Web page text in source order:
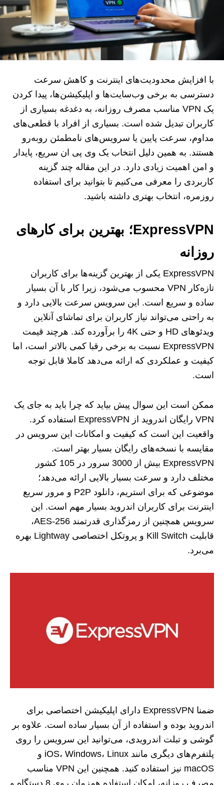
با افزایش محدودیت‌های اینترنت و کاهش سرعت
دسترسی به برخی وب‌سایت‌ها و اپلیکیشن‌ها، پیدا کردن
یک VPN مناسب مصرف روزانه، به دغدغه بسیاری از
کاربران تبدیل شده است. بسیاری از افراد با قطعی‌های
مداوم، سرعت پایین یا سرویس‌های نامطمئن روبه‌رو
هستند. به همین دلیل انتخاب یک وی پی ان سریع، پایدار
و امن اهمیت زیادی دارد. در این مقاله چند گزینه
کاربردی را معرفی می‌کنیم تا بتوانید برای استفاده
روزمره، انتخاب بهتری داشته باشید.
ExpressVPN؛ بهترین برای کارهای
روزانه
ExpressVPN یکی از بهترین گزینه‌ها برای کاربران
تازه‌کار VPN محسوب می‌شود، زیرا کار با آن بسیار
ساده و سریع است. این سرویس سرعت بالایی دارد و
به ‌راحتی می‌تواند نیاز کاربران برای تماشای آنلاین
ویدئوهای HD و حتی 4K را برآورده کند. هرچند قیمت
ExpressVPN نسبت به برخی رقبا کمی بالاتر است، اما
کیفیت و عملکردی که ارائه می‌دهد کاملا قابل توجه
است.
ممکن است این سوال پیش بیاید که چرا باید به جای یک
VPN رایگان اندروید از ExpressVPN استفاده کرد.
واقعیت این است که کیفیت و امکانات این سرویس در
مقایسه با نسخه‌های رایگان بسیار بهتر است.
ExpressVPN بیش از 3000 سرور در 105 کشور
مختلف دارد و سرعت بسیار بالایی ارائه می‌دهد؛
موضوعی که برای استریم، دانلود P2P و مرور سریع
اینترنت برای کاربران اندروید بسیار مهم است. این
سرویس همچنین از رمزگذاری قدرتمند AES‑256،
قابلیت Kill Switch و پروتکل اختصاصی Lightway بهره
می‌برد.
ضمنا ExpressVPN دارای اپلیکیشن اختصاصی برای
اندروید بوده و استفاده از آن بسیار ساده است. علاوه بر
گوشی و تبلت اندرویدی، می‌توانید این سرویس را روی
پلتفرم‌های دیگری مانند iOS، Windows، Linux و
macOS نیز استفاده کنید. همچنین این VPN مناسب
مصرف روزانه، امکان استفاده همزمان روی 8 دستگاه و